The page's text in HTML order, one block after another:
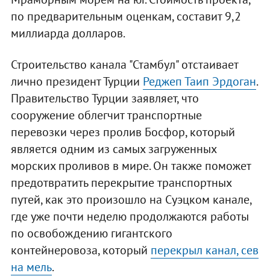
по предварительным оценкам, составит 9,2
миллиарда долларов.
Строительство канала "Стамбул" отстаивает
лично президент Турции Реджеп Таип Эрдоган.
Правительство Турции заявляет, что
сооружение облегчит транспортные
перевозки через пролив Босфор, который
является одним из самых загруженных
морских проливов в мире. Он также поможет
предотвратить перекрытие транспортных
путей, как это произошло на Суэцком канале,
где уже почти неделю продолжаются работы
по освобождению гигантского
контейнеровоза, который перекрыл канал, сев
на мель.